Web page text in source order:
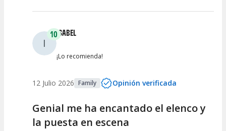
I
10ISABEL
¡Lo recomienda!
12 Julio 2026 Family Opinión verificada
Genial me ha encantado el elenco y
la puesta en escena